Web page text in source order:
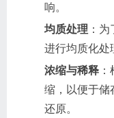
响。
均质处理 ：
进行均质化处
浓缩与稀释
缩，以便于储
还原。